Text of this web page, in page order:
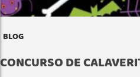
BLOG
CONCURSO DE